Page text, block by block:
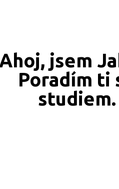
Ahoj, jsem
Poradím ti
studiem.